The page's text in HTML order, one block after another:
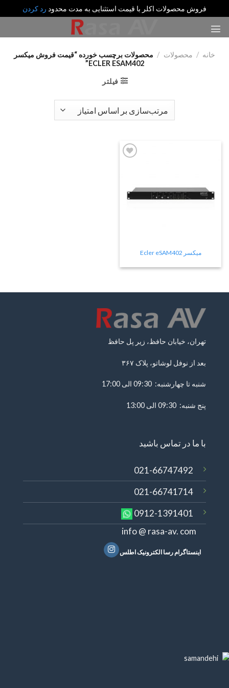
فروش محصولات اکلر با قیمت استثنایی به مدت محدود رد کردن
خانه / محصولات / محصولات برچسب خورده “قیمت فروش میکسر
ECLER ESAM402”
فیلتر
میکسر Ecler eSAM402
تهران، خیابان حافظ، زیر پل حافظ
بعد از نوفل لوشاتو، پلاک ۳۶۷
شنبه تا چهارشنبه: 09:30 الی 17:00
پنج شنبه: 09:30 الی 13:00
با ما در تماس باشید
021-66747492
021-66741714
0912-1391401
info @ rasa-av. com
اینستاگرام رسا الکترونیک اطلس